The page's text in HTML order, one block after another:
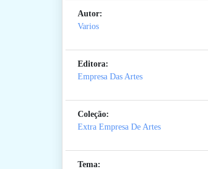
Autor:
Varios
Editora:
Empresa Das Artes
Coleção:
Extra Empresa De Artes
Tema: